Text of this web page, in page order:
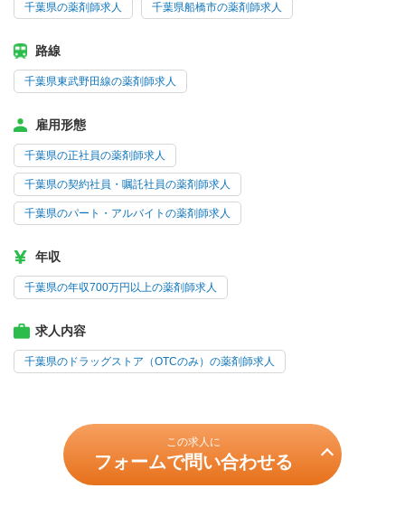
千葉県の薬剤師求人 千葉県船橋市の薬剤師求人
路線
千葉県東武野田線の薬剤師求人
雇用形態
千葉県の正社員の薬剤師求人
千葉県の契約社員・嘱託社員の薬剤師求人
千葉県のパート・アルバイトの薬剤師求人
年収
千葉県の年収700万円以上の薬剤師求人
求人内容
千葉県のドラッグストア（OTCのみ）の薬剤師求人
この求人に
フォームで問い合わせる